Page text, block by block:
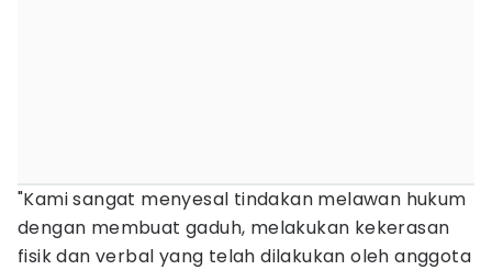
"Kami sangat menyesal tindakan melawan hukum
dengan membuat gaduh, melakukan kekerasan
fisik dan verbal yang telah dilakukan oleh anggota